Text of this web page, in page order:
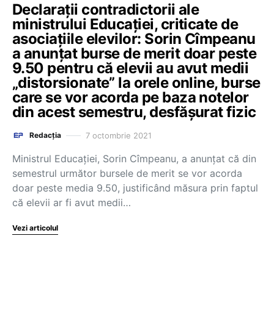
Declarații contradictorii ale
ministrului Educației, criticate de
asociațiile elevilor: Sorin Cîmpeanu
a anunțat burse de merit doar peste
9.50 pentru că elevii au avut medii
„distorsionate” la orele online, burse
care se vor acorda pe baza notelor
din acest semestru, desfășurat fizic
Redacția 7 octombrie 2021
Ministrul Educației, Sorin Cîmpeanu, a anunțat că din
semestrul următor bursele de merit se vor acorda
doar peste media 9.50, justificând măsura prin faptul
că elevii ar fi avut medii…
Vezi articolul